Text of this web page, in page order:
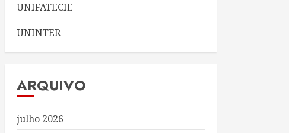
UNIFATECIE
UNINTER
ARQUIVO
julho 2026